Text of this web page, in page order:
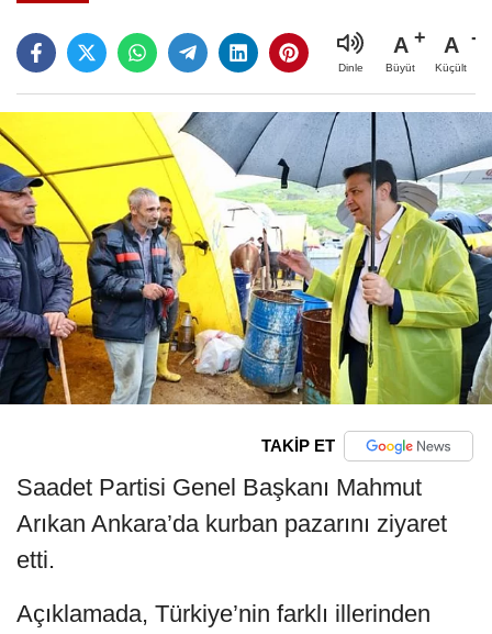
Dinle
A
Büyüt
A
Küçült
TAKİP ET
Saadet Partisi Genel Başkanı Mahmut
Arıkan Ankara’da kurban pazarını ziyaret
etti.
Açıklamada, Türkiye’nin farklı illerinden